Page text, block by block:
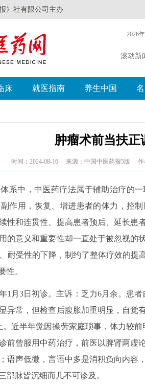
》社有限公司主办
2026
滚动新
床 就医指南 养生中国
肿瘤术前当扶正
时间：2024-08-16 来源：中国中医药报5版 作
系中，中医药疗法属于辅助治疗的
作用，恢复、增进患者的体力，控
性和连贯性、提高患者预后、延长
的意义和重要性却一直处于被忽视的
耐受性的下降，制约了整体疗效的提
性。
1月3日初诊。主诉：乏力6月余。患
异常，但检查后腹胀加重明显，自觉
。近半年觉因操劳家庭琐事，体力较
前曾服用中药治疗，前医以脾肾两虚
语声低微，言语中多是消积负向内容
部脉皆沉细而几不可诊及。